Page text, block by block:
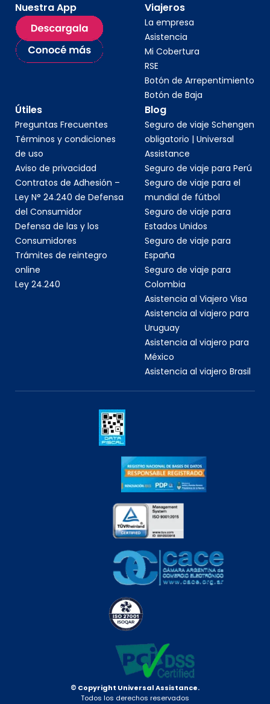
Nuestra App Viajeros
La empresa
Asistencia
Mi Cobertura
RSE
Botón de Arrepentimiento
Botón de Baja
Útiles
Preguntas Frecuentes
Términos y condiciones
de uso
Aviso de privacidad
Contratos de Adhesión –
Ley N° 24.240 de Defensa
del Consumidor
Defensa de las y los
Consumidores
Trámites de reintegro
online
Ley 24.240
Blog
Seguro de viaje Schengen
obligatorio | Universal
Assistance
Seguro de viaje para Perú
Seguro de viaje para el
mundial de fútbol
Seguro de viaje para
Estados Unidos
Seguro de viaje para
España
Seguro de viaje para
Colombia
Asistencia al Viajero Visa
Asistencia al viajero para
Uruguay
Asistencia al viajero para
México
Asistencia al viajero Brasil
© Copyright Universal Assistance.
Todos los derechos reservados